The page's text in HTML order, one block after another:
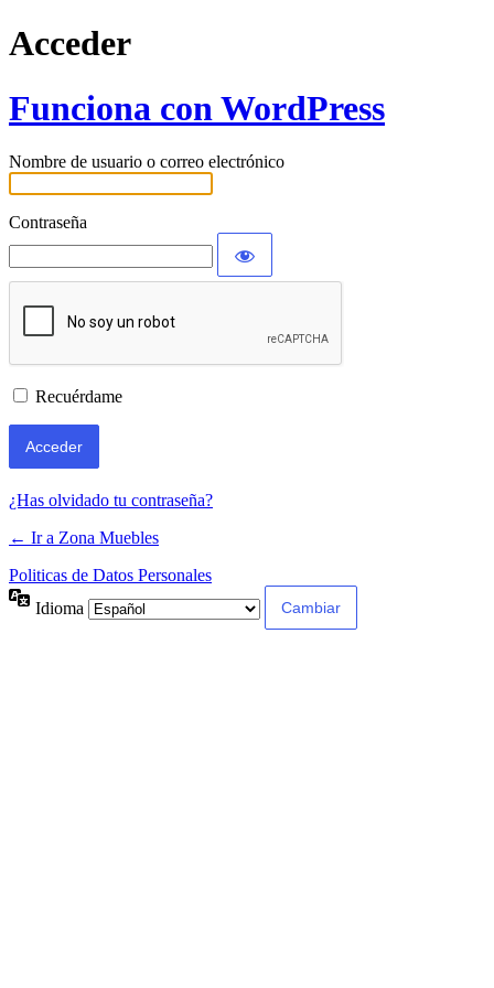
Acceder
Funciona con WordPress
Nombre de usuario o correo electrónico
Contraseña
Recuérdame
¿Has olvidado tu contraseña?
← Ir a Zona Muebles
Politicas de Datos Personales
Idioma